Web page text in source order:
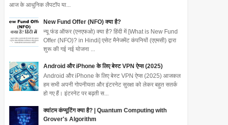
आज के आधुनिक लैपटॉप या...
New Fund Offer (NFO) क्या है?
न्यू फंड ऑफर (एनएफओ) क्या है? हिंदी में [What is New Fund
Offer (NFO)? in Hindi] एसेट मैनेजमेंट कंपनियों (एएमसी) द्वारा
शुरू की गई नई योजना ...
Android और iPhone के लिए बेस्ट VPN ऐप्स (2025)
Android और iPhone के लिए बेस्ट VPN ऐप्स (2025) आजकल
हम सभी अपनी गोपनीयता और इंटरनेट सुरक्षा को लेकर बहुत सतर्क
हो गए हैं। इंटरनेट पर बढ़ती स...
क्वांटम कंप्यूटिंग क्या है? | Quantum Computing with
Grover's Algorithm